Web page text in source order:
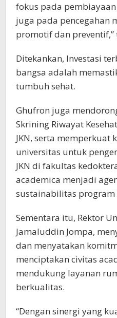
fokus pada
juga pada pencegahan
promotif dan
Ditekankan, Investasi
bangsa adalah
tumbuh sehat.
Ghufron juga
Skrining Riwayat
JKN, serta memperkuat
universitas untuk
JKN di fakultas
academica menjadi
sustainabilitas program
Sementara itu, Rektor
Jamaluddin Jompa,
dan menyatakan
menciptakan civitas
mendukung layanan
berkualitas.
“Dengan sinergi yang